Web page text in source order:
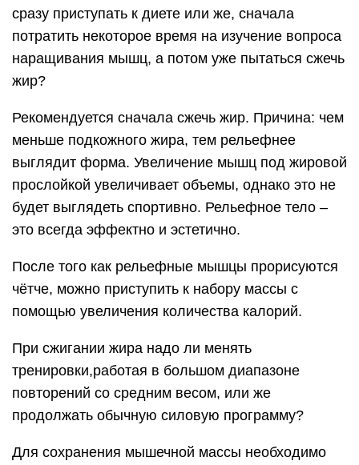
сразу приступать к диете или же, сначала
потратить некоторое время на изучение вопроса
наращивания мышц, а потом уже пытаться сжечь
жир?
Рекомендуется сначала сжечь жир. Причина: чем
меньше подкожного жира, тем рельефнее
выглядит форма. Увеличение мышц под жировой
прослойкой увеличивает объемы, однако это не
будет выглядеть спортивно. Рельефное тело –
это всегда эффектно и эстетично.
После того как рельефные мышцы прорисуются
чётче, можно приступить к набору массы с
помощью увеличения количества калорий.
При сжигании жира надо ли менять
тренировки,работая в большом диапазоне
повторений со средним весом, или же
продолжать обычную силовую программу?
Для сохранения мышечной массы необходимо